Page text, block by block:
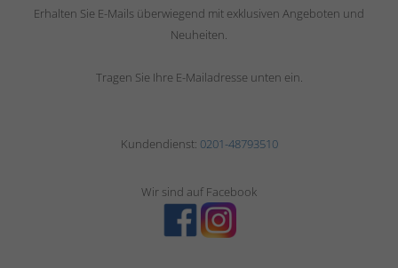
Erhalten Sie E-Mails überwiegend mit exklusiven Angeboten und
Neuheiten.
Tragen Sie Ihre E-Mailadresse unten ein.
Kundendienst: 0201-48793510
Wir sind auf Facebook